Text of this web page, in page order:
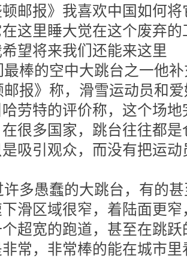
邮报》我喜欢中国如何
这里睡大觉在这个废弃
望将来我们还能来这里
最棒的空中大跳台之一他
邮报》称，滑雪运动员和
劳特的评价称，这个场
很多国家，跳台往往都
吸引观众，而没有把运
许多愚蠢的大跳台，有的
滑区域很窄，着陆面更
超宽的跑道，甚至在跳
常，非常棒的能在城市